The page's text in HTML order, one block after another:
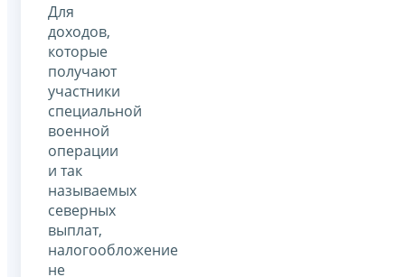
Для
доходов,
которые
получают
участники
специальной
военной
операции
и так
называемых
северных
выплат,
налогообложение
не